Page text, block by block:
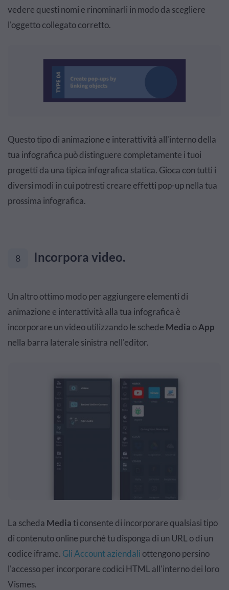
vedere questi nomi e rinominarli in modo da scegliere
l'oggetto collegato corretto.
Questo tipo di animazione e interattività all'interno della
tua infografica può distinguere completamente i tuoi
progetti da una tipica infografica statica. Gioca con tutti i
diversi modi in cui potresti creare effetti pop-up nella tua
prossima infografica.
8 Incorpora video.
Un altro ottimo modo per aggiungere elementi di
animazione e interattività alla tua infografica è
incorporare un video utilizzando le schede Media oApp
nella barra laterale sinistra nell'editor.
La scheda Mediati consente di incorporare qualsiasi tipo
di contenuto online purché tu disponga di un URL o di un
codice iframe. Gli Account aziendali ottengono persino
l'accesso per incorporare codici HTML all'interno dei loro
Vismes.